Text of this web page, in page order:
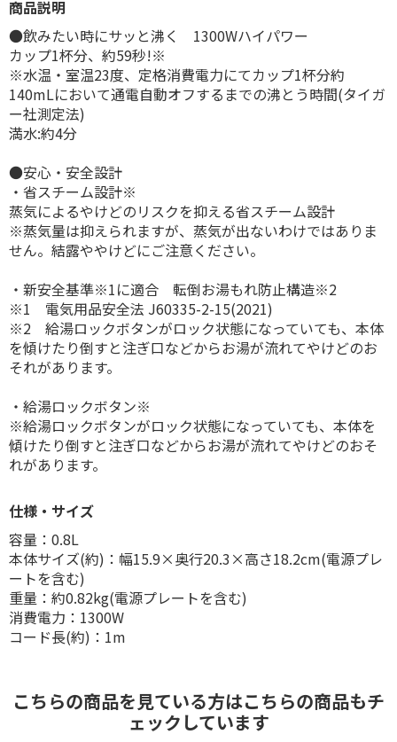
商品説明
●飲みたい時にサッと沸く 1300Wハイパワー
カップ1杯分、約59秒!※
※水温・室温23度、定格消費電力にてカップ1杯分約
140mLにおいて通電自動オフするまでの沸とう時間(タイガ
ー社測定法)
満水:約4分
●安心・安全設計
・省スチーム設計※
蒸気によるやけどのリスクを抑える省スチーム設計
※蒸気量は抑えられますが、蒸気が出ないわけではありま
せん。結露ややけどにご注意ください。
・新安全基準※1に適合 転倒お湯もれ防止構造※2
※1 電気用品安全法 J60335-2-15(2021)
※2 給湯ロックボタンがロック状態になっていても、本体
を傾けたり倒すと注ぎ口などからお湯が流れてやけどのお
それがあります。
・給湯ロックボタン※
※給湯ロックボタンがロック状態になっていても、本体を
傾けたり倒すと注ぎ口などからお湯が流れてやけどのおそ
れがあります。
仕様・サイズ
容量：0.8L
本体サイズ(約)：幅15.9×奥行20.3×高さ18.2cm(電源プレ
ートを含む)
重量：約0.82kg(電源プレートを含む)
消費電力：1300W
コード長(約)：1m
こちらの商品を見ている方はこちらの商品もチ
ェックしています